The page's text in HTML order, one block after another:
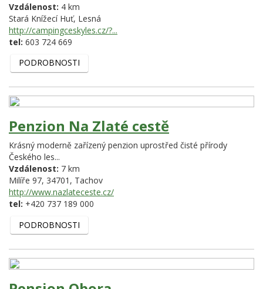
Vzdálenost: 4 km
Stará Knížecí Huť, Lesná
http://campingceskyles.cz/?...
tel: 603 724 669
PODROBNOSTI
Penzion Na Zlaté cestě
Krásný moderně zařízený penzion uprostřed čisté přírody
Českého les...
Vzdálenost: 7 km
Milíře 97, 34701, Tachov
http://www.nazlateceste.cz/
tel: +420 737 189 000
PODROBNOSTI